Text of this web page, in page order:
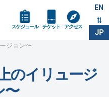
EN
JP
スケジュール チケット アクセス
ジョン〜
のイリュージ
〜